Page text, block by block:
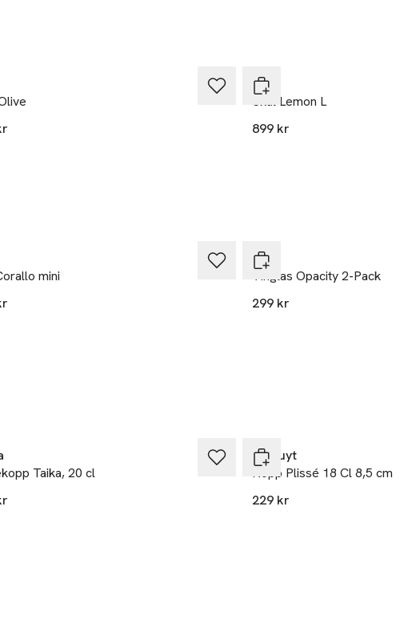
Byon
Skål Lemon L
899 kr
mini
Byon
Vinglas Opacity 2-Pack
299 kr
Taika, 20 cl
finns i färgerna:
Pillivuyt
Kopp Plissé 18 Cl 8,5 cm
229 kr